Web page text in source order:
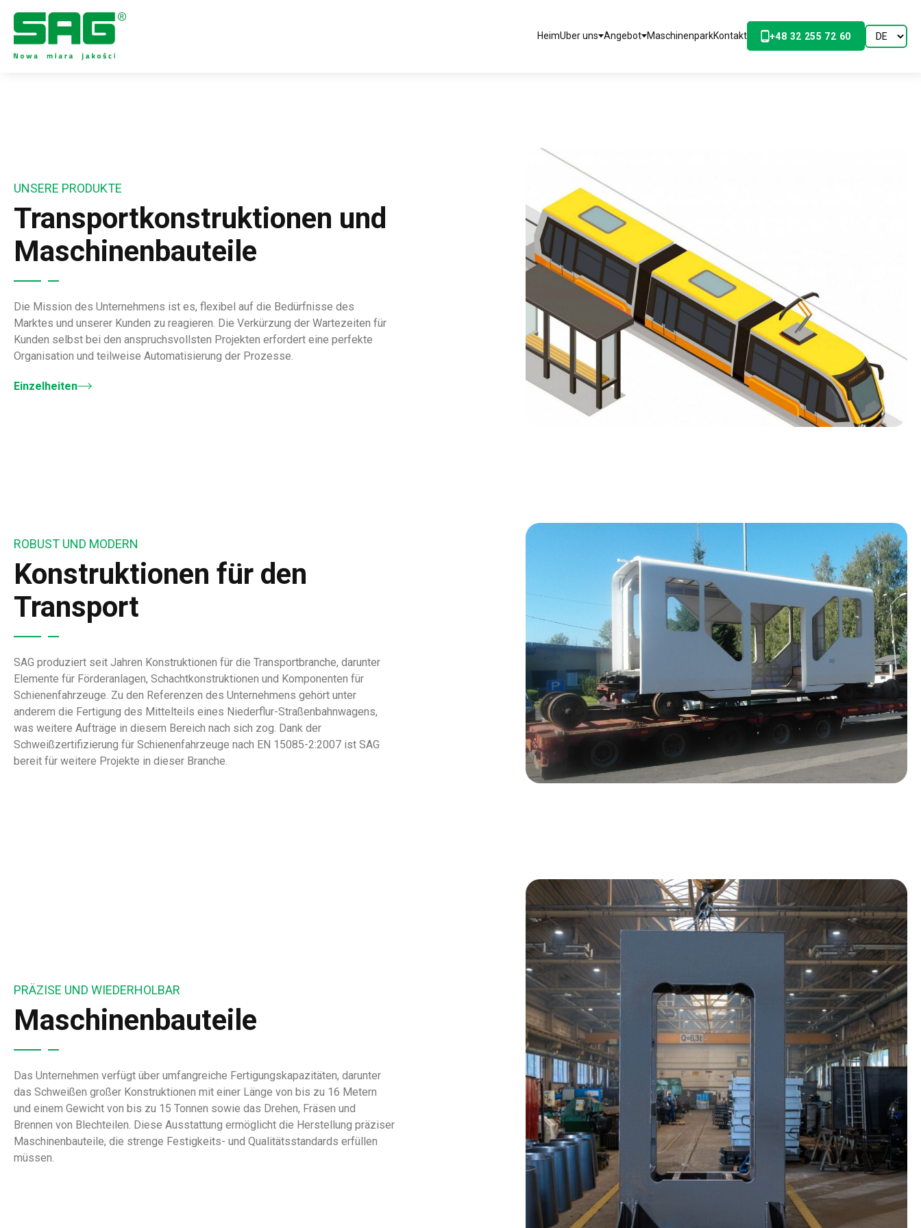
HeimUber uns Angebot MaschinenparkKontakt +48 32 255 72 60
UNSERE PRODUKTE
Transportkonstruktionen und
Maschinenbauteile
Die Mission des Unternehmens ist es, flexibel auf die Bedürfnisse des
Marktes und unserer Kunden zu reagieren. Die Verkürzung der Wartezeiten für
Kunden selbst bei den anspruchsvollsten Projekten erfordert eine perfekte
Organisation und teilweise Automatisierung der Prozesse.
Einzelheiten
ROBUST UND MODERN
Konstruktionen für den
Transport
SAG produziert seit Jahren Konstruktionen für die Transportbranche, darunter
Elemente für Förderanlagen, Schachtkonstruktionen und Komponenten für
Schienenfahrzeuge. Zu den Referenzen des Unternehmens gehört unter
anderem die Fertigung des Mittelteils eines Niederflur-Straßenbahnwagens,
was weitere Aufträge in diesem Bereich nach sich zog. Dank der
Schweißzertifizierung für Schienenfahrzeuge nach EN 15085-2:2007 ist SAG
bereit für weitere Projekte in dieser Branche.
PRÄZISE UND WIEDERHOLBAR
Maschinenbauteile
Das Unternehmen verfügt über umfangreiche Fertigungskapazitäten, darunter
das Schweißen großer Konstruktionen mit einer Länge von bis zu 16 Metern
und einem Gewicht von bis zu 15 Tonnen sowie das Drehen, Fräsen und
Brennen von Blechteilen. Diese Ausstattung ermöglicht die Herstellung präziser
Maschinenbauteile, die strenge Festigkeits- und Qualitätsstandards erfüllen
müssen.